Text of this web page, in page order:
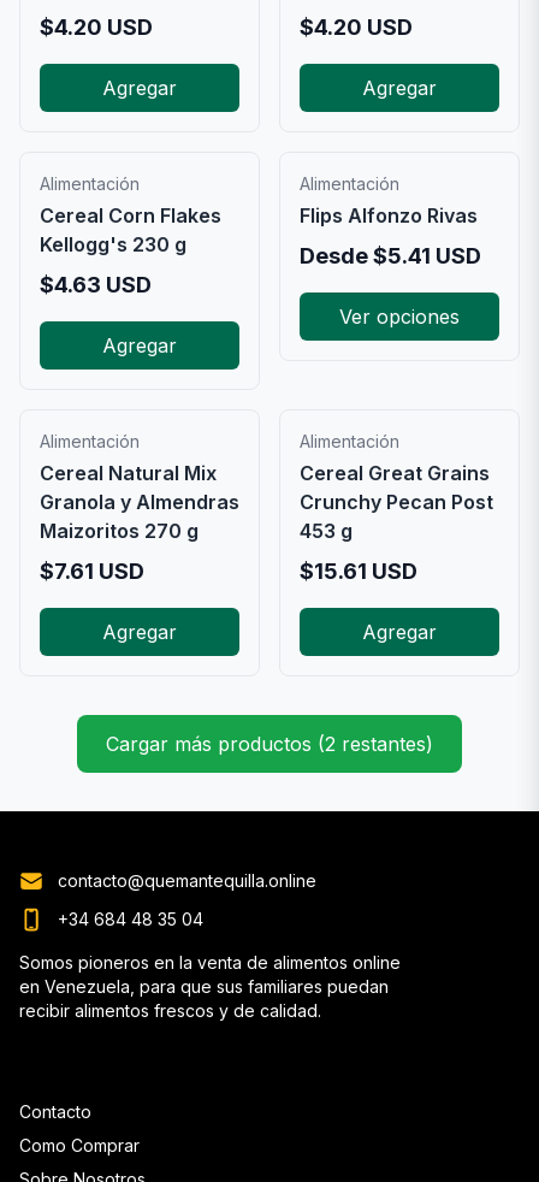
$4.20 USD
Agregar
$4.20 USD
Agregar
Alimentación
Cereal Corn Flakes
Kellogg's 230 g
$4.63 USD
Agregar
Alimentación
Flips Alfonzo Rivas
Desde$5.41 USD
Ver opciones
Alimentación
Cereal Natural Mix
Granola y Almendras
Maizoritos 270 g
$7.61 USD
Agregar
Alimentación
Cereal Great Grains
Crunchy Pecan Post
453 g
$15.61 USD
Agregar
Cargar más productos (2 restantes)
Contacto
Como Comprar
contacto@quemantequilla.online
+34 684 48 35 04
Somos pioneros en la venta de alimentos online
en Venezuela, para que sus familiares puedan
recibir alimentos frescos y de calidad.